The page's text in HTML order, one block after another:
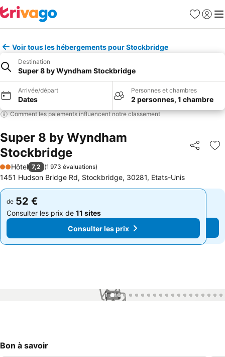
Favoris
Se
Voir tous les hébergements pour Stockbridge
Destination
Super 8 by Wyndham Stockbridge
Arrivée/départ
Dates
Personnes et chambres
2 personnes, 1 chambre
Comment les paiements influencent notre classement
Super 8 by Wyndham
Stockbridge
Partager
2 Étoiles
Hôtel 7,2 (1 973 évaluations)
1451 Hudson Bridge Rd, Stockbridge, 30281, Etats-Unis
de 52 €
Consulter les prix de 11 sites
Consulter les prix
de 52 €
Consulter les prix de 11 sites
Consulter les prix
1 / 36
Bon à savoir